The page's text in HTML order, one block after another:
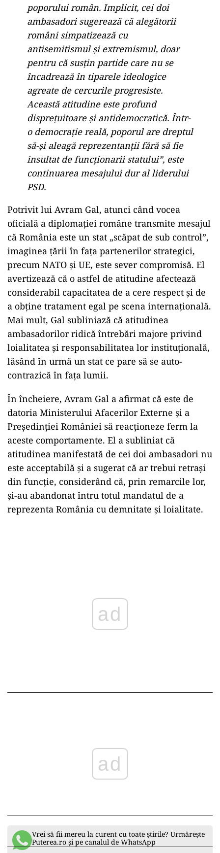
poporului român. Implicit, cei doi
ambasadori sugerează că alegătorii
români simpatizează cu
antisemitismul și extremismul, doar
pentru că susțin partide care nu se
încadrează în tiparele ideologice
agreate de cercurile progresiste.
Această atitudine este profund
disprețuitoare și antidemocratică. Într-
o democrație reală, poporul are dreptul
să-și aleagă reprezentanții fără să fie
insultat de funcționarii statului”, este
continuarea mesajului dur al liderului
PSD.
Potrivit lui Avram Gal, atunci când vocea
oficială a diplomației române transmite mesajul
că România este un stat „scăpat de sub control”,
imaginea țării în fața partenerilor strategici,
precum NATO și UE, este sever compromisă. El
avertizează că o astfel de atitudine afectează
considerabil capacitatea de a cere respect și de
a obține tratament egal pe scena internațională.
Mai mult, Gal subliniază că atitudinea
ambasadorilor ridică întrebări majore privind
loialitatea și responsabilitatea lor instituțională,
lăsând în urmă un stat ce pare să se auto-
contrazică în fața lumii.
În încheiere, Avram Gal a afirmat că este de
datoria Ministerului Afacerilor Externe și a
Președinției României să reacționeze ferm la
aceste comportamente. El a subliniat că
atitudinea manifestată de cei doi ambasadori nu
este acceptabilă și a sugerat că ar trebui retrași
din funcție, considerând că, prin remarcile lor,
și-au abandonat întru totul mandatul de a
reprezenta România cu demnitate și loialitate.
ad
ad
Vrei să fii mereu la curent cu toate știrile? Urmărește
Puterea.ro și pe canalul de WhatsApp